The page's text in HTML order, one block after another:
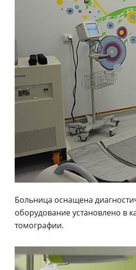
Больница оснащена
оборудование установлено в
томографии.